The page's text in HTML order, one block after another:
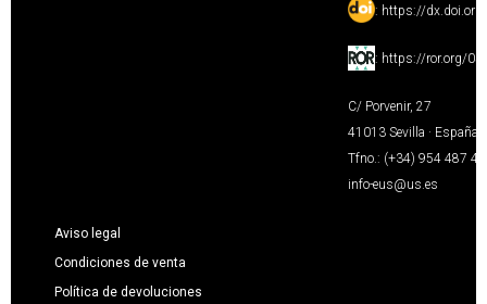
: https://
: https://ror.org/
C/ Porvenir, 27
41013 Sevilla · España
Tfno.: (+34) 954 487
info-eus@us.es
Aviso legal
Condiciones de venta
Política de devoluciones